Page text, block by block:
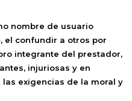
nombre de usuario
el confundir a otros por
integrante del prestador,
injuriosas y en
exigencias de la moral y